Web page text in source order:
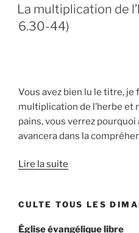
LE
La multiplication de
6.30-44)
Vous avez bien lu le titre, je
multiplication de l’herbe et
pains, vous verrez pourquoi
avancera dans la
Lire la suite
CULTE TOUS LES
Église évangélique libre